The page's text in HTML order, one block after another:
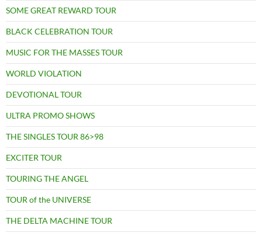
SOME GREAT REWARD TOUR
BLACK CELEBRATION TOUR
MUSIC FOR THE MASSES TOUR
WORLD VIOLATION
DEVOTIONAL TOUR
ULTRA PROMO SHOWS
THE SINGLES TOUR 86>98
EXCITER TOUR
TOURING THE ANGEL
TOUR of the UNIVERSE
THE DELTA MACHINE TOUR